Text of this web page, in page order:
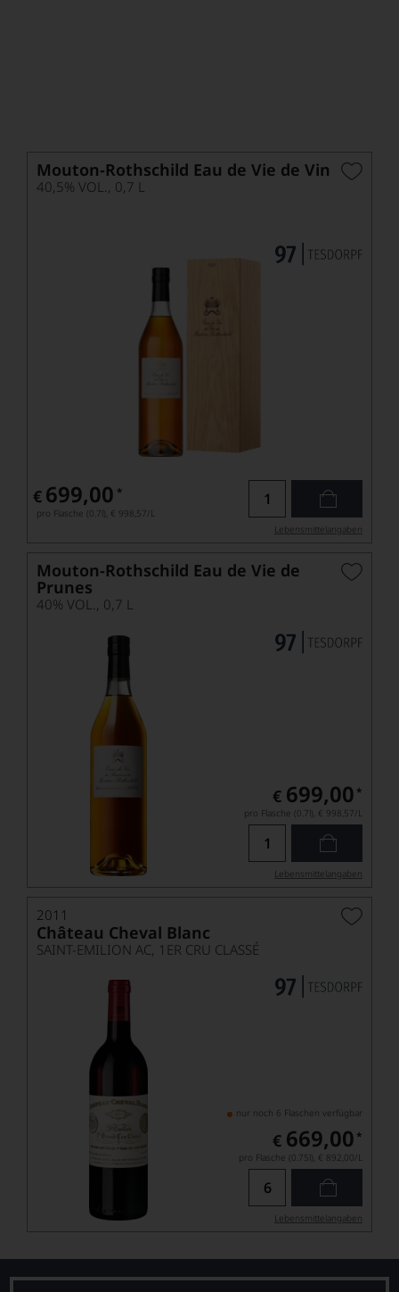
Mouton-Rothschild Eau de Vie de Vin
40,5% VOL., 0,7 L
€ 699,00 *
pro Flasche (0.7l), € 998,57/L
Lebensmittel­angaben
Mouton-Rothschild Eau de Vie de
Prunes
40% VOL., 0,7 L
€ 699,00 *
pro Flasche (0.7l), € 998,57/L
Lebensmittel­angaben
2011
Château Cheval Blanc
SAINT-EMILION AC, 1ER CRU CLASSÉ
nur noch 6 Flaschen verfügbar
€ 669,00 *
pro Flasche (0.75l), € 892,00/L
Lebensmittel­angaben